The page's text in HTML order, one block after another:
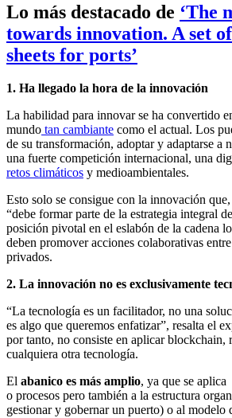
Lo más destacado de ‘The
towards innovation. A set
sheets for ports’
1. Ha llegado la hora de la innovación
La habilidad para innovar se ha convertido
mundo tan cambiante como el actual. Los
de su transformación, adoptar y adaptarse a
una fuerte competición internacional, una
retos climáticos y medioambientales.
Esto solo se consigue con la innovación
“debe formar parte de la estrategia integral
posición pivotal en el eslabón de la cadena
deben promover acciones colaborativas
privados.
2. La innovación no es exclusivamente
“La tecnología es un facilitador, no una
es algo que queremos enfatizar”, resalta el
por tanto, no consiste en aplicar blockchain,
cualquiera otra tecnología.
El abanico es más amplio, ya que se
o procesos pero también a la estructura
gestionar y gobernar un puerto) o al modelo